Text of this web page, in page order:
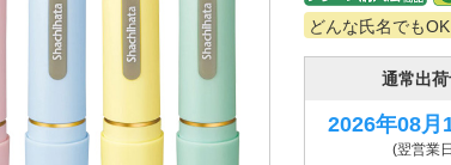
どんな氏名でもOK
通常出荷
2026年08月
(翌営業